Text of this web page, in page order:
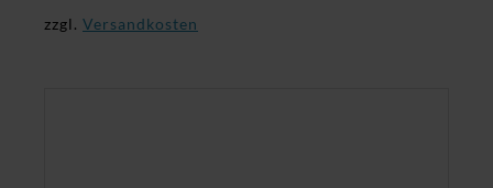
zzgl. Versandkosten